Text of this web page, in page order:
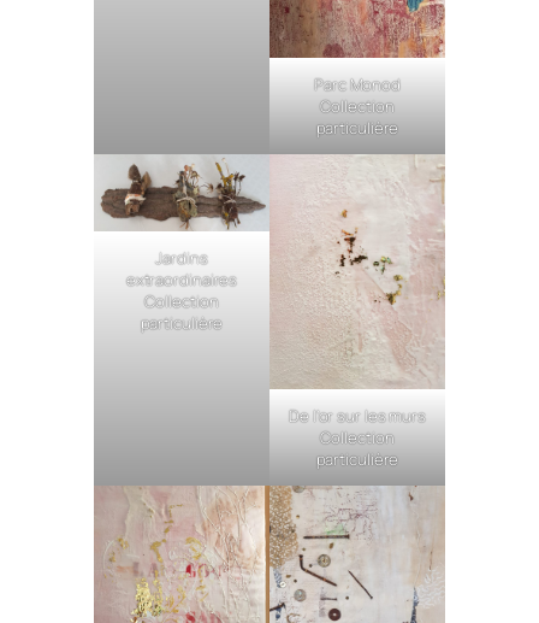
Parc Monod
Collection
particulière
Jardins
extraordinaires
Collection
particulière
De l’or sur les murs
Collection
particulière